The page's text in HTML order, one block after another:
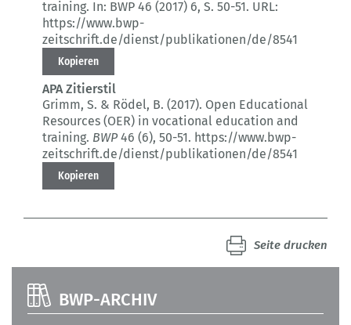
training. In: BWP 46 (2017) 6, S. 50-51. URL:
https://www.bwp-
zeitschrift.de/dienst/publikationen/de/8541
Kopieren
APA Zitierstil
Grimm, S. & Rödel, B. (2017). Open Educational
Resources (OER) in vocational education and
training. BWP46 (6), 50-51. https://www.bwp-
zeitschrift.de/dienst/publikationen/de/8541
Kopieren
Seite drucken
BWP-ARCHIV